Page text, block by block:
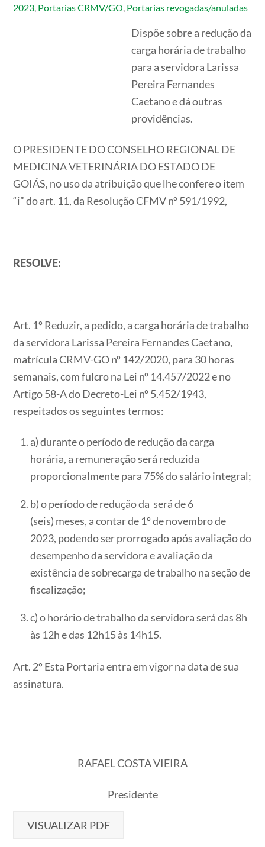
2023 Portarias CRMV/GO Portarias revogadas/anuladas
Dispõe sobre a redução da
carga horária de trabalho
para a servidora Larissa
Pereira Fernandes
Caetano e dá outras
providências.
O PRESIDENTE DO CONSELHO REGIONAL DE
MEDICINA VETERINÁRIA DO ESTADO DE
GOIÁS, no uso da atribuição que lhe confere o item
“i” do art. 11, da Resolução CFMV nº 591/1992,
RESOLVE:
Art. 1º Reduzir, a pedido, a carga horária de trabalho
da servidora Larissa Pereira Fernandes Caetano,
matrícula CRMV-GO nº 142/2020, para 30 horas
semanais, com fulcro na Lei nº 14.457/2022 e no
Artigo 58-A do Decreto-Lei nº 5.452/1943,
respeitados os seguintes termos:
a) durante o período de redução da carga
horária, a remuneração será reduzida
proporcionalmente para 75% do salário integral;
b) o período de redução da será de 6
(seis) meses, a contar de 1º de novembro de
2023, podendo ser prorrogado após avaliação do
desempenho da servidora e avaliação da
existência de sobrecarga de trabalho na seção de
fiscalização;
c) o horário de trabalho da servidora será das 8h
às 12h e das 12h15 às 14h15.
Art. 2º Esta Portaria entra em vigor na data de sua
assinatura.
RAFAEL COSTA VIEIRA
Presidente
VISUALIZAR PDF